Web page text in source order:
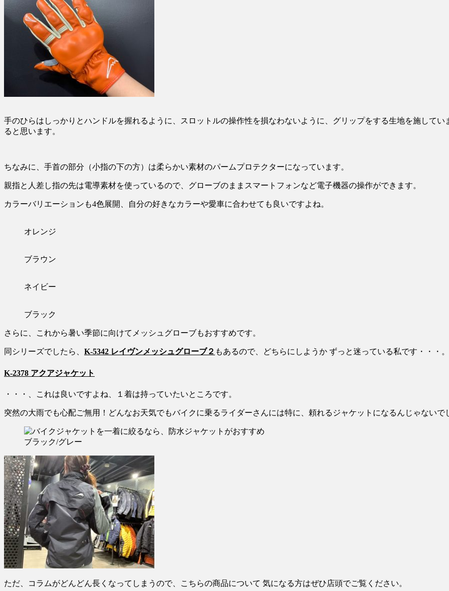
手のひらはしっかりとハンドルを握れるように、スロットルの操作性を損なわないように、グリップをする生地を施して
ると思います。
ちなみに、手首の部分（小指の下の方）は柔らかい素材のパームプロテクターになっています。
親指と人差し指の先は電導素材を使っているので、グローブのままスマートフォンなど電子機器の操作ができます。
カラーバリエーションも4色展開、自分の好きなカラーや愛車に合わせても良いですよね。
オレンジ
ブラウン
ネイビー
ブラック
さらに、これから暑い季節に向けてメッシュグローブもおすすめです。
同シリーズでしたら、 K-5342 レイヴンメッシュグローブ２ もあるので、どちらにしようか ずっと迷っている私です・・・。
K-2378 アクアジャケット
・・・、これは良いですよね、１着は持っていたいところです。
突然の大雨でも心配ご無用！どんなお天気でもバイクに乗るライダーさんには特に、頼れるジャケットになるんじゃないで
ブラック/グレー
ただ、コラムがどんどん長くなってしまうので、こちらの商品について 気になる方はぜひ店頭でご覧ください。